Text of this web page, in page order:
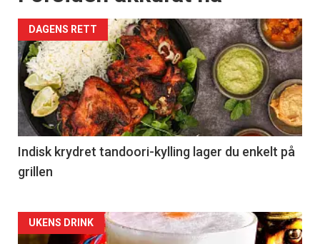
DAGENS RETT
Indisk krydret tandoori-kylling lager du enkelt på
grillen
Forsiden
UKENS DRINK